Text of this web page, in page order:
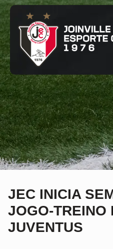
JEC INICIA
JOGO-TREINO
JUVENTUS